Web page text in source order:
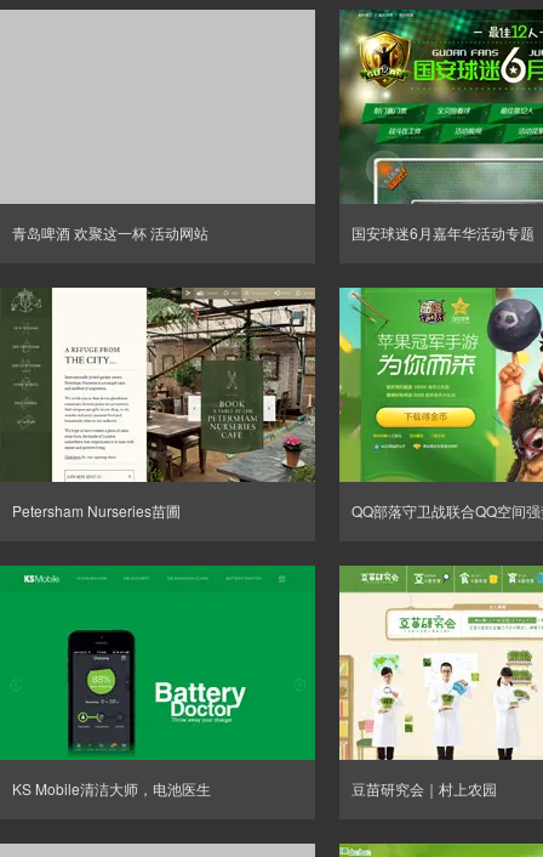
青岛啤酒 欢聚这一杯 活动网站 国安球迷6月嘉年华活动专题
Petersham Nurseries苗圃 QQ部落守卫战联合QQ空间
KS Mobile清洁大师，电池医生 豆苗研究会｜村上农园